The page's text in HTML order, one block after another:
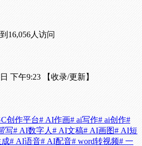
16,056人访问
下午9:23 【收录/更新】
创作平台# AI作画# ai写作# ai创作#
写# AI数字人 # AI文稿# AI画图# AI短
成# AI语音# AI配音# word转视频# 一